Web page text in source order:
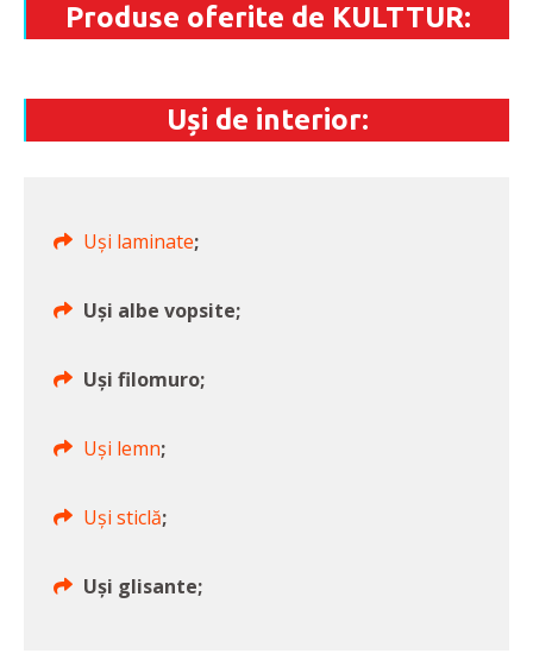
Produse oferite de KULTTUR:
Uși de interior:
Uși laminate;
Uși albe vopsite;
Uși filomuro;
Uși lemn;
Uși sticlă;
Uși glisante;